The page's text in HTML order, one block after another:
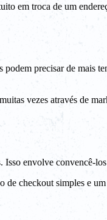
em troca de um
precisar de mais
vezes através de
envolve convencê-
de checkout simples e